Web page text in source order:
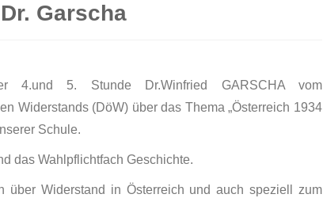
Garscha
5. Stunde Dr.Winfried GARSCHA vom
Widerstands (DöW) über das Thema „Österreich 1934
Schule.
das Wahlpflichtfach Geschichte.
über Widerstand in Österreich und auch speziell zum